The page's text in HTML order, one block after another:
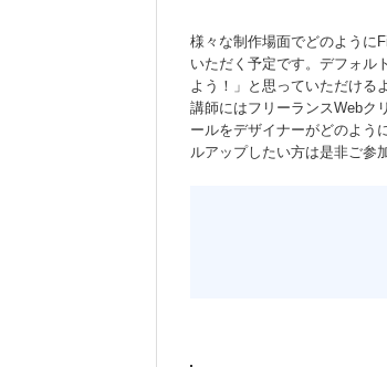
様々な制作場面でどのように
いただく予定です。デフォル
よう！」と思っていただける
講師にはフリーランスWebク
ールをデザイナーがどのよう
ルアップしたい方は是非ご参